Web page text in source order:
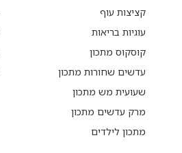
קציצות עוף
עוגיות בריאות
קוסקוס מתכון
עדשים שחורות מתכון
שעועית מש מתכון
מרק עדשים מתכון
מתכון לילדים